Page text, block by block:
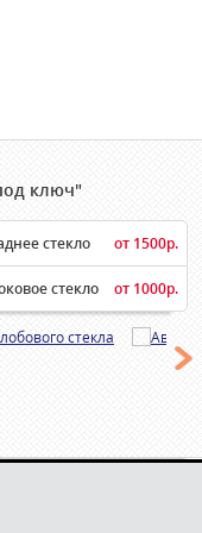
ключ"
стекло от 1500р.
стекло от 1000р.